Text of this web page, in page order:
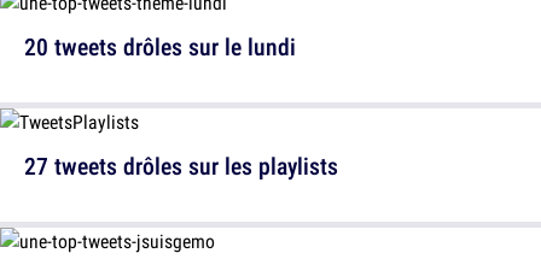
20 tweets drôles sur le lundi
27 tweets drôles sur les playlists